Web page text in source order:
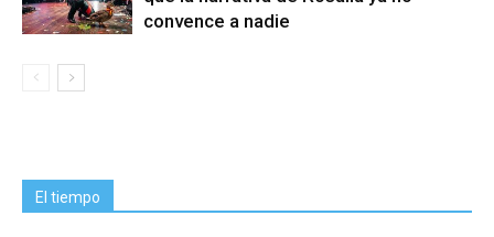
convence a nadie
El tiempo